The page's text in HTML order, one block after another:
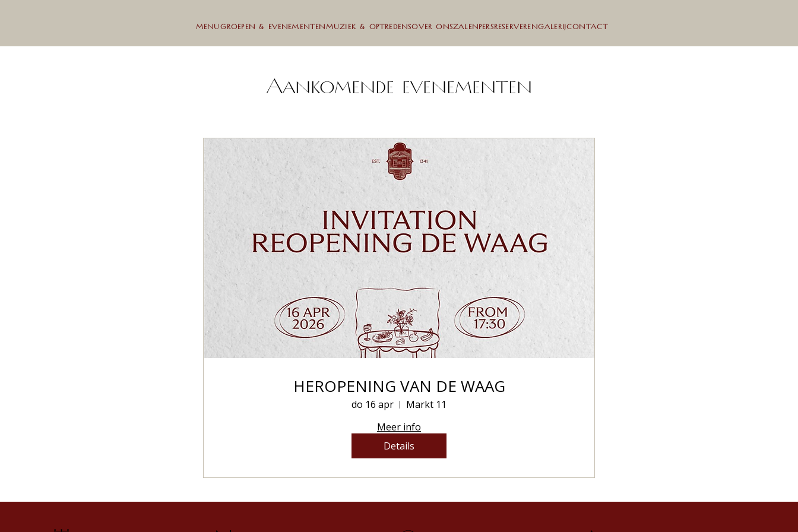
MENUGROEPEN & EVENEMENTENMUZIEK & OPTREDENSOVER ONSZALENPERSRESERVERENGALERIJCONTACT
Aankomende evenementen
HEROPENING VAN DE WAAG
do 16 apr
Markt 11
Meer info
Details